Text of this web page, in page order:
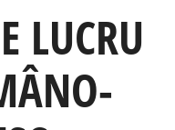
LUCRU